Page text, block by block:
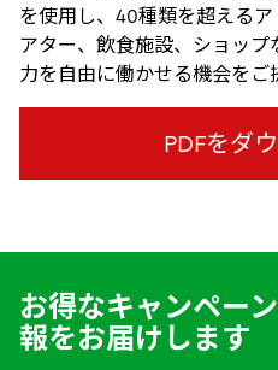
を使⽤し、40種類を超える
アター、飲食施設、ショッ
力を自由に働かせる機会をご
PDFをダ
お得なキャンペー
報をお届けします